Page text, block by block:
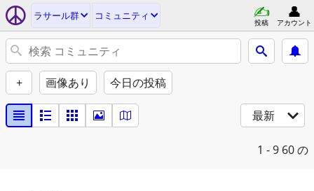
ラサール群 コミュニティ
投稿 アカウント
+ 画像あり 今日の投稿
最新
1 - 9 60 の